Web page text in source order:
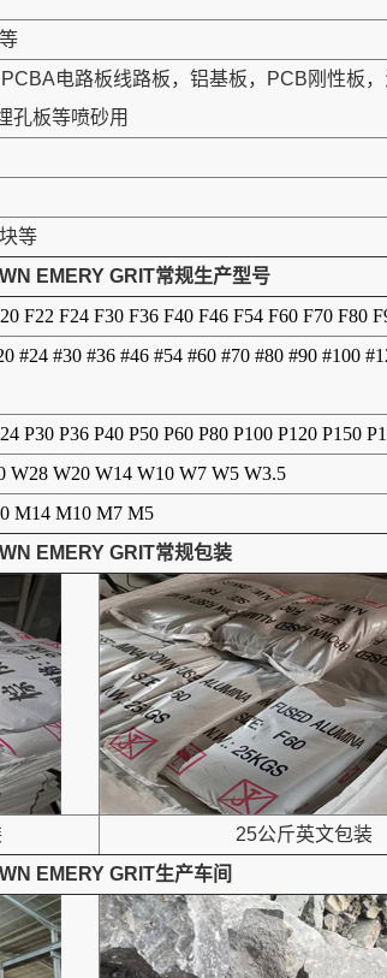
电路板线路板，铝基板，PCB刚性板
孔板等喷砂用
等
EMERY GRIT常规生产型号
F22 F24 F30 F36 F40 F46 F54 F60 F70 F80
#24 #30 #36 #46 #54 #60 #70 #80 #90 #100
P30 P36 P40 P50 P60 P80 P100 P120 P150
W28 W20 W14 W10 W7 W5 W3.5
M14 M10 M7 M5
EMERY GRIT常规包装
25公斤英文包装
EMERY GRIT生产车间